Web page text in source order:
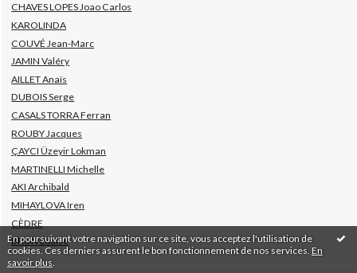
En poursuivant votre navigation sur ce site, vous acceptez l'utilisation de
cookies. Ces derniers assurent le bon fonctionnement de nos services. En
savoir plus
CHAVES LOPES Joao Carlos
KAROLINDA
COUVÉ Jean-Marc
JAMIN Valéry
AILLET Anaïs
DUBOIS Serge
CASALS TORRA Ferran
ROUBY Jacques
ÇAYCI Üzeyir Lokman
MARTINELLI Michelle
AKI Archibald
MIHAYLOVA Iren
CÈDRE
BRUN Louise